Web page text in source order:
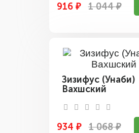
916 ₽ 1 044 ₽
Зизифус (Унаби)
Вахшский
934 ₽ 1 068 ₽